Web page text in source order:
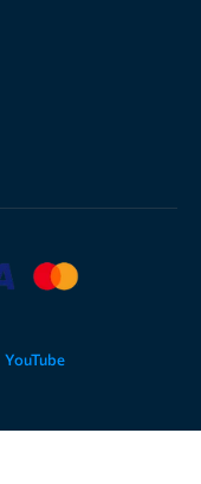
YouTube